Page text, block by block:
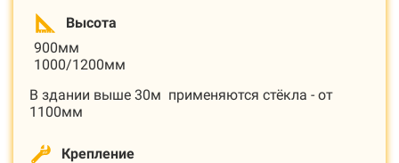
Высота
900мм
1000/1200мм
В здании выше 30м применяются стёкла - от
1100мм
Крепление